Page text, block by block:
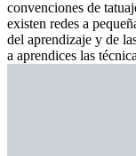
convenciones de
existen redes a
del aprendizaje y de
a aprendices las